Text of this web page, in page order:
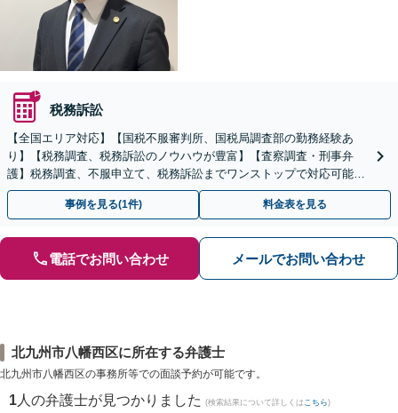
税務訴訟
【全国エリア対応】【国税不服審判所、国税局調査部の勤務経験あ
り】【税務調査、税務訴訟のノウハウが豊富】【査察調査・刑事弁
護】税務調査、不服申立て、税務訴訟までワンストップで対応可能！
事業承継にも対応【休日・夜間相談可】
事例を見る(1件) 料金表を見る
電話でお問い合わせ メールでお問い合わせ
北九州市八幡西区に所在する弁護士
北九州市八幡西区の事務所等での面談予約が可能です。
1 人の弁護士が見つかりました (検索結果について詳しくは こちら)